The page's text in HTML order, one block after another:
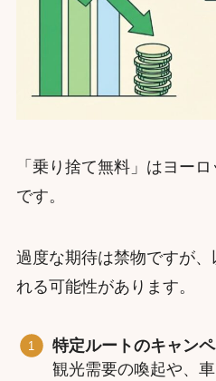
「乗り捨て無料」はヨー
です。
過度な期待は禁物ですが
れる可能性があります。
特定ルートのキャン
観光需要の喚起や、